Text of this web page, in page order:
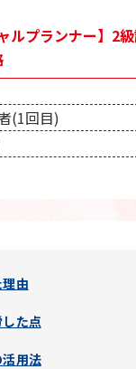
ルプランナー】2
(1回目)
由
た点
用法